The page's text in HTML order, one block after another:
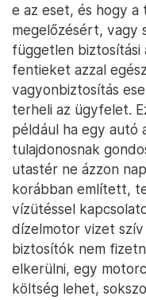
e az eset, és hogy
megelőzésért, vagy
független biztosítási
fentieket azzal
vagyonbiztosítás
terheli az ügyfelet.
például ha egy autó
tulajdonosnak
utastér ne ázzon
korábban említett,
vízütéssel
dízelmotor vizet
biztosítók nem
elkerülni, egy
költség lehet,